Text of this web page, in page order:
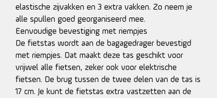
elastische zijvakken en 3 extra vakken. Zo neem je
alle spullen goed georganiseerd mee.
Eenvoudige bevestiging met riempjes
De fietstas wordt aan de bagagedrager bevestigd
met riempjes. Dat maakt deze tas geschikt voor
vrijwel alle fietsen, zeker ook voor elektrische
fietsen. De brug tussen de twee delen van de tas is
17 cm. Je kunt de fietstas extra vastzetten aan de